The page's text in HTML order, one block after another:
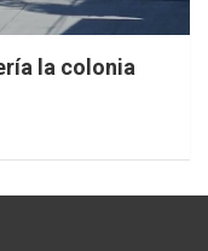
la colonia